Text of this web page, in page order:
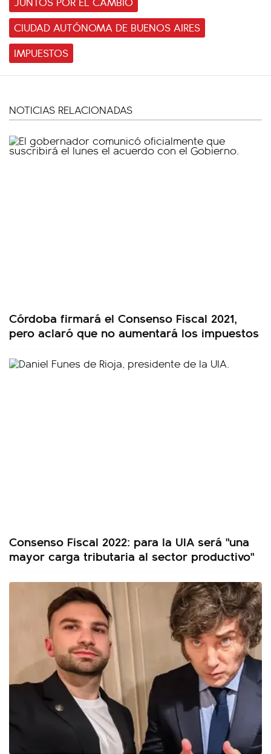
CIUDAD AUTÓNOMA DE BUENOS AIRES
IMPUESTOS
NOTICIAS RELACIONADAS
Córdoba firmará el Consenso Fiscal 2021,
pero aclaró que no aumentará los impuestos
Consenso Fiscal 2022: para la UIA será "una
mayor carga tributaria al sector productivo"